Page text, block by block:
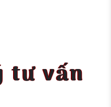
tư vấn